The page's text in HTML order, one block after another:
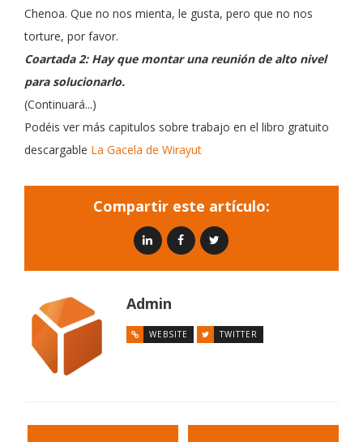
Chenoa. Que no nos mienta, le gusta, pero que no nos
torture, por favor.
Coartada 2: Hay que montar una reunión de alto nivel
para solucionarlo.
(Continuará...)
Podéis ver más capitulos sobre trabajo en el libro gratuito
descargable La Gacela de Wirayut
Compartir este artículo:
Admin
WEBSITE TWITTER